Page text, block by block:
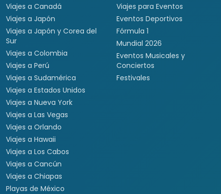
Viajes a Canadá
Viajes a Japón
Viajes a Japón y Corea del
Sur
Viajes a Colombia
Viajes a Perú
Viajes a Sudamérica
Viajes a Estados Unidos
Viajes a Nueva York
Viajes a Las Vegas
Viajes a Orlando
Viajes a Hawaii
Viajes a Los Cabos
Viajes a Cancún
Viajes a Chiapas
Playas de México
Viajes para Eventos
Eventos Deportivos
Fórmula 1
Mundial 2026
Eventos Musicales y
Conciertos
Festivales